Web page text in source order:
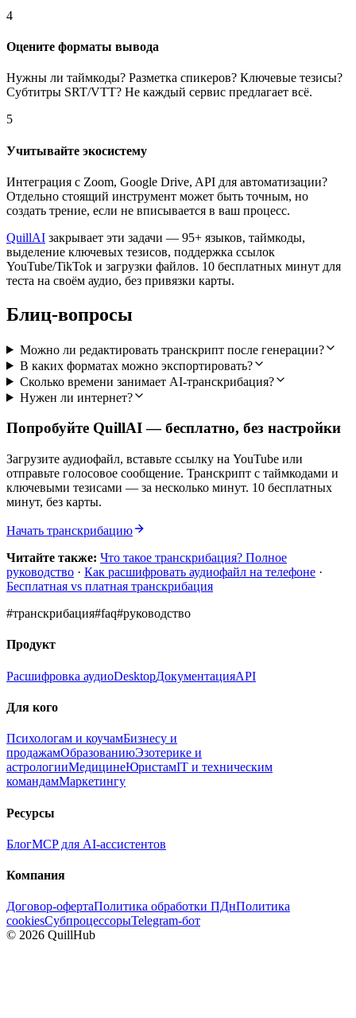
4
Оцените форматы вывода
Нужны ли таймкоды? Разметка спикеров? Ключевые тезисы?
Субтитры SRT/VTT? Не каждый сервис предлагает всё.
5
Учитывайте экосистему
Интеграция с Zoom, Google Drive, API для автоматизации?
Отдельно стоящий инструмент может быть точным, но
создать трение, если не вписывается в ваш процесс.
QuillAI закрывает эти задачи — 95+ языков, таймкоды,
выделение ключевых тезисов, поддержка ссылок
YouTube/TikTok и загрузки файлов. 10 бесплатных минут для
теста на своём аудио, без привязки карты.
Блиц-вопросы
Можно ли редактировать транскрипт после генерации?
В каких форматах можно экспортировать?
Сколько времени занимает AI-транскрибация?
Нужен ли интернет?
Попробуйте QuillAI — бесплатно, без настройки
Загрузите аудиофайл, вставьте ссылку на YouTube или
отправьте голосовое сообщение. Транскрипт с таймкодами и
ключевыми тезисами — за несколько минут. 10 бесплатных
минут, без карты.
Начать транскрибацию
Читайте также: Что такое транскрибация? Полное
руководство · Как расшифровать аудиофайл на телефоне ·
Бесплатная vs платная транскрибация
#транскрибация#faq#руководство
Продукт
Расшифровка аудиоDesktopДокументацияAPI
Для кого
Психологам и коучамБизнесу и
продажамОбразованиюЭзотерике и
астрологииМедицинеЮристамIT и техническим
командамМаркетингу
Ресурсы
БлогMCP для AI-ассистентов
Компания
Договор-офертаПолитика обработки ПДнПолитика
cookiesСубпроцессорыTelegram-бот
© 2026 QuillHub